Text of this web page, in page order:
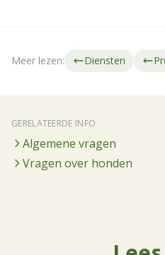
Meer lezen: Diensten
GERELATEERDE INFO
Algemene vragen
Vragen over honden